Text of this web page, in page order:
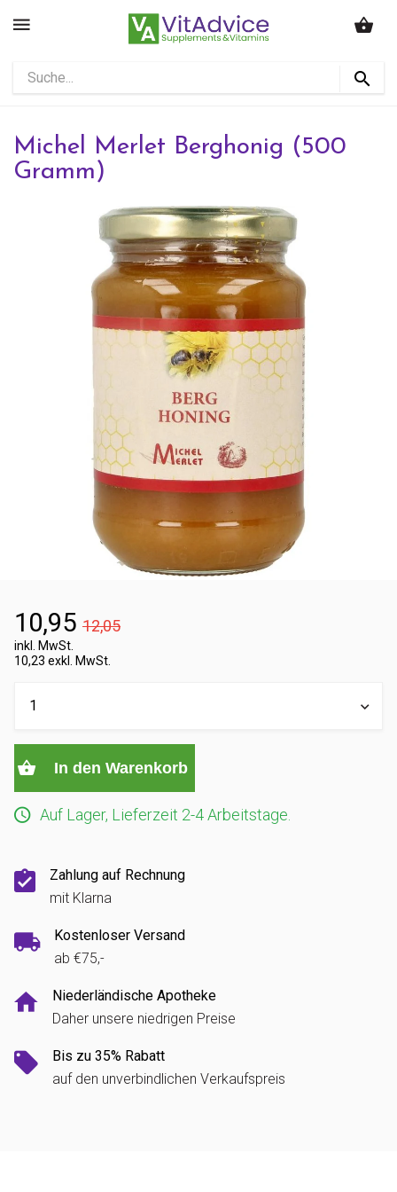
Michel Merlet Berghonig (500
Gramm)
10,95 12,05
inkl. MwSt.
10,23 exkl. MwSt.
In den Warenkorb
Auf Lager, Lieferzeit 2-4 Arbeitstage.
Zahlung auf Rechnung
mit Klarna
Kostenloser Versand
ab €75,-
Niederländische Apotheke
Daher unsere niedrigen Preise
Bis zu 35% Rabatt
auf den unverbindlichen Verkaufspreis